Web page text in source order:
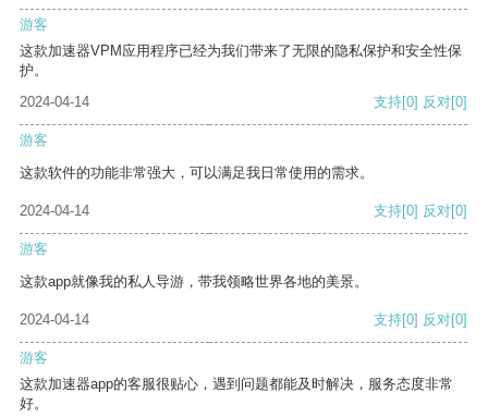
游客
这款加速器VPM应用程序已经为我们带来了无限的隐私保护和安全性保
护。
2024-04-14
支持[0] 反对[0]
游客
这款软件的功能非常强大，可以满足我日常使用的需求。
2024-04-14 支持[0] 反对[0]
游客
这款app就像我的私人导游，带我领略世界各地的美景。
2024-04-14 支持[0] 反对[0]
游客
这款加速器app的客服很贴心，遇到问题都能及时解决，服务态度非常
好。